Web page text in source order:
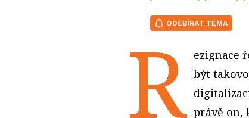
ODEBÍRAT TÉMA
R ezignace
být
právě on,